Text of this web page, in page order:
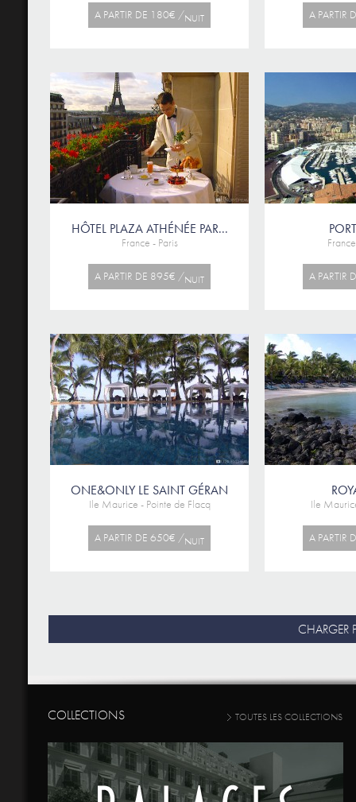
A PARTIR DE 180€ /NUIT A
HÔTEL PLAZA ATHÉNÉE PAR...
France - Paris
A PARTIR DE 895€ /NUIT A
ONE&ONLY LE SAINT GÉRAN
Ile Maurice - Pointe de Flacq
A PARTIR DE 650€ /NUIT
Ile
A
CHARGER
COLLECTIONS TOUTES LES COLLECTIONS